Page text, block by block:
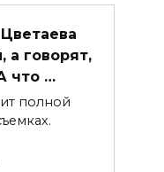
а говорят,
что …
полной